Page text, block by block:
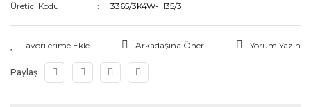
Üretici Kodu
3365/3K4W-H35/3
Arkadaşına Öner Yorum Yazın
Paylaş